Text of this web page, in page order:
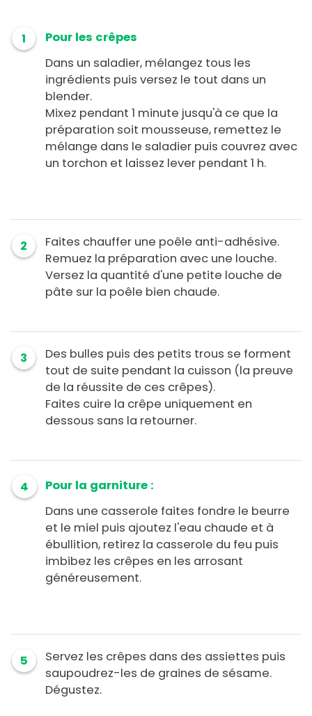
1
Pour les crêpes
Dans un saladier, mélangez tous les
ingrédients puis versez le tout dans un
blender.
Mixez pendant 1 minute jusqu'à ce que la
préparation soit mousseuse, remettez le
mélange dans le saladier puis couvrez avec
un torchon et laissez lever pendant 1 h.
2
Faites chauffer une poêle anti-adhésive.
Remuez la préparation avec une louche.
Versez la quantité d'une petite louche de
pâte sur la poêle bien chaude.
3
Des bulles puis des petits trous se forment
tout de suite pendant la cuisson (la preuve
de la réussite de ces crêpes).
Faites cuire la crêpe uniquement en
dessous sans la retourner.
4
Pour la garniture :
Dans une casserole faites fondre le beurre
et le miel puis ajoutez l'eau chaude et à
ébullition, retirez la casserole du feu puis
imbibez les crêpes en les arrosant
généreusement.
5
Servez les crêpes dans des assiettes puis
saupoudrez-les de graines de sésame.
Dégustez.